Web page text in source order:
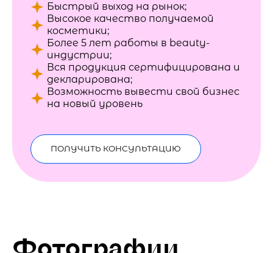
Быстрый выход на рынок;
Высокое качество получаемой
косметики;
Более 5 лет работы в beauty-
индустрии;
Вся продукция сертифицирована и
декларирована;
Возможность вывести свой бизнес
на новый уровень
ПОЛУЧИТЬ КОНСУЛЬТАЦИЮ
Фотографии